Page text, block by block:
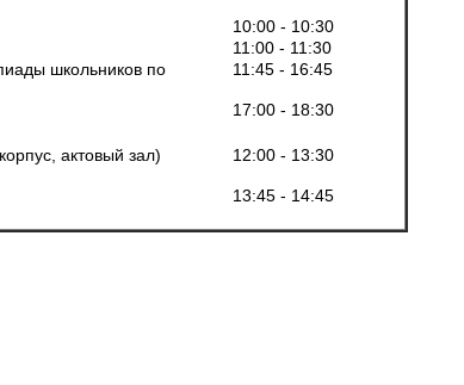
10:00 - 10:30
11:00 - 11:30
школьников по
11:45 - 16:45
17:00 - 18:30
актовый зал) 12:00 - 13:30
13:45 - 14:45